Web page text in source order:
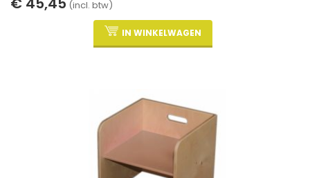
(incl. btw)
IN WINKELWAGEN